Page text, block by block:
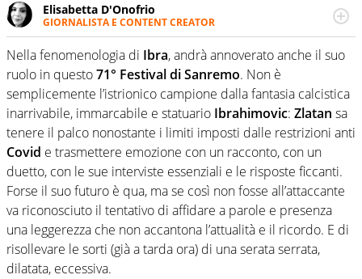
Elisabetta D'Onofrio
GIORNALISTA E CONTENT CREATOR
Giornalista professionista dal 2007, scrive per curiosità
personale e necessità: soprattutto di calcio, di sport e dei
suoi protagonisti, concedendosi innocenti evasioni
nell'ambito della creazione di format. Un tempo ala
destra, oggi si sente a suo agio nel ruolo di libero. Cura
una classifica riservata dei migliori 5 calciatori di sempre.
Nella fenomenologia di Ibra, andrà annoverato anche il suo
ruolo in questo71° Festival di Sanremo. Non è
semplicemente l’istrionico campione dalla fantasia calcistica
inarrivabile, immarcabile e statuario Ibrahimovic: Zlatan sa
tenere il palco nonostante i limiti imposti dalle restrizioni anti
Covid e trasmettere emozione con un racconto, con un
duetto, con le sue interviste essenziali e le risposte ficcanti.
Forse il suo futuro è qua, ma se così non fosse all’attaccante
va riconosciuto il tentativo di affidare a parole e presenza
una leggerezza che non accantona l’attualità e il ricordo. E di
risollevare le sorti (già a tarda ora) di una serata serrata,
dilatata, eccessiva.